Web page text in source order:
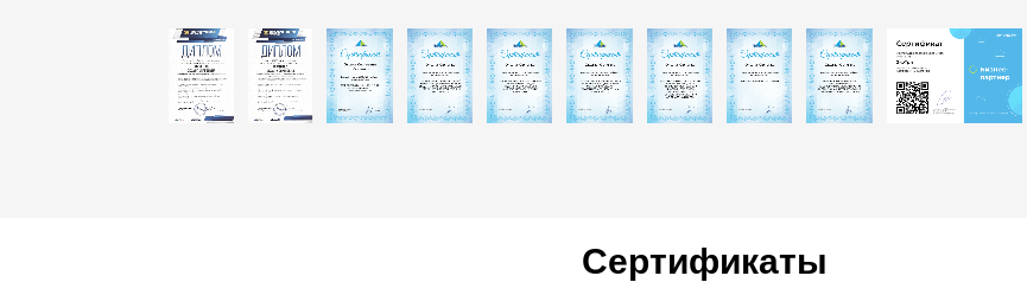
Сертификаты